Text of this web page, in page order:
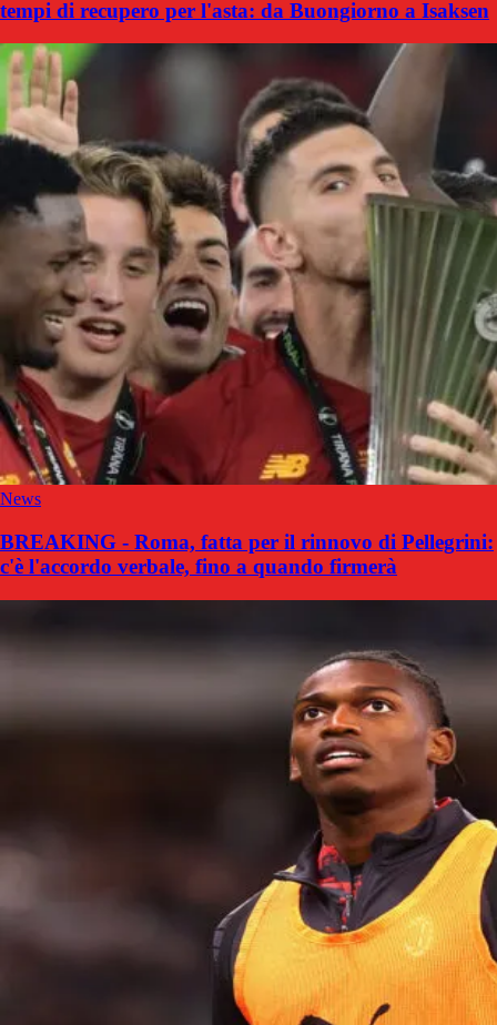
tempi di recupero per l'asta: da Buongiorno a Isaksen
News
BREAKING - Roma, fatta per il rinnovo di Pellegrini:
c'è l'accordo verbale, fino a quando firmerà